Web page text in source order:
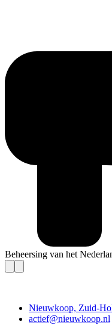
Beheersing van het
Nieuwkoop, Zuid-
actief@nieuwkoop.nl